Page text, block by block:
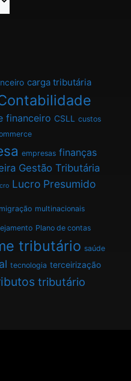
carga tributária
financeiro CSLL custos
empresas finanças
Gestão Tributária
Lucro Presumido
migração multinacionais
Plano de contas
tributário saúde
tecnologia terceirização
tributário